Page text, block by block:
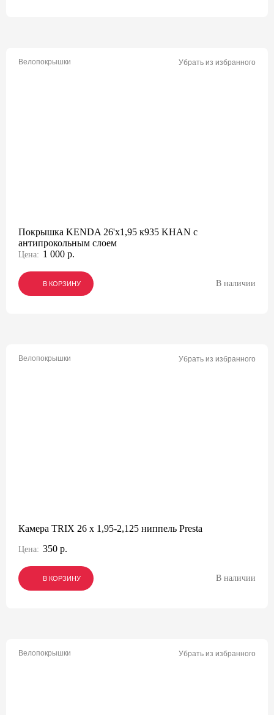
Велопокрышки Убрать из избранного
Покрышка KENDA 26'х1,95 к935 KHAN с
антипрокольным слоем
Цена: 1 000 р.
В КОРЗИНУ
В КОРЗИНУ
В КОРЗИНУ В наличии
Велопокрышки Убрать из избранного
Камера TRIX 26 x 1,95-2,125 ниппель Presta
Цена: 350 р.
В КОРЗИНУ
В КОРЗИНУ
В КОРЗИНУ В наличии
Велопокрышки Убрать из избранного